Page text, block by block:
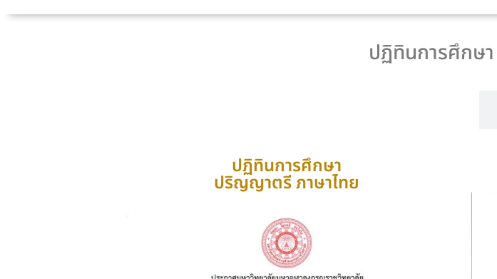
ปฏิทินการศึกษ
ปฏิทินการศึกษา
ปริญญาตรี ภาษาไทย